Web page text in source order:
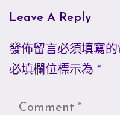
Leave A Reply
發佈留言必須填寫
必填欄位標示為 *